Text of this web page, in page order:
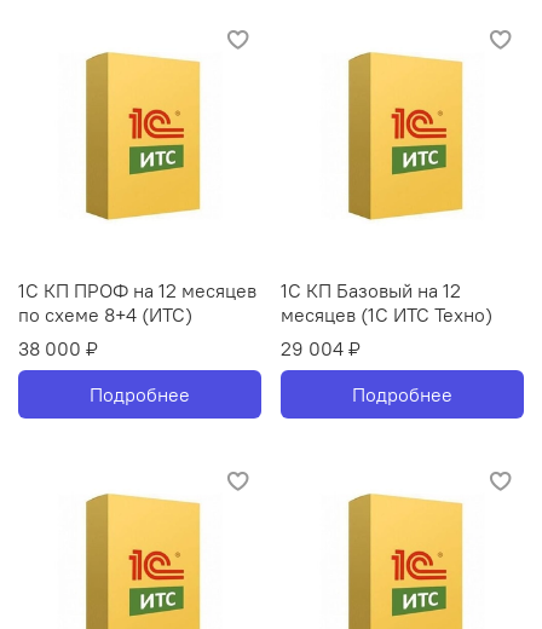
1С КП ПРОФ на 12 месяцев
по схеме 8+4 (ИТС)
38 000 ₽
Подробнее
1С КП Базовый на 12
месяцев (1С ИТС Техно)
29 004 ₽
Подробнее